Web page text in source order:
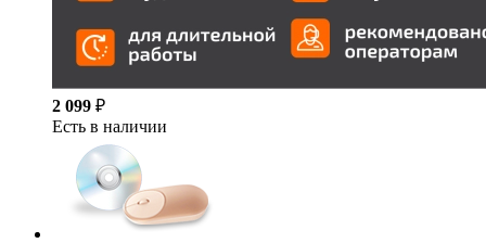
2 099 ₽
Есть в наличии